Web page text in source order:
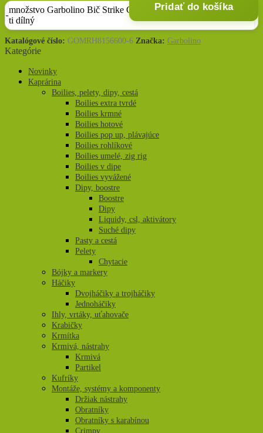
množstvo Garbolino Bič Strike Classic Whip 6,00 m, 6-
ti dílný
Pridať do košíka
Katalógové číslo: GOMRH8156600-6 Značka: Garbolino
Kategórie
Novinky
Kaprárina
Boilies, pelety, dipy, cestá
Boilies extra tvrdé
Boilies krmné
Boilies hotové
Boilies pop up, plávajúce
Boilies rohlíkové
Boilies umelé, zig rig
Boilies v dipe
Boilies vyvážené
Dipy, boostre
Boostre
Dipy
Liquidy, csl, aktivátory
Suché dipy
Pasty a cestá
Pelety
Chytacie
Bójky a markery
Háčiky
Dvojháčiky a trojháčiky
Jednoháčiky
Ihly, vrtáky, uťahovače
Krabičky
Krmítka
Krmivá, nástrahy
Krmivá
Partikel
Kufríky
Montáže, systémy a komponenty
Držiak nástrahy
Obratníky
Obratníky s karabínou
Crimpy